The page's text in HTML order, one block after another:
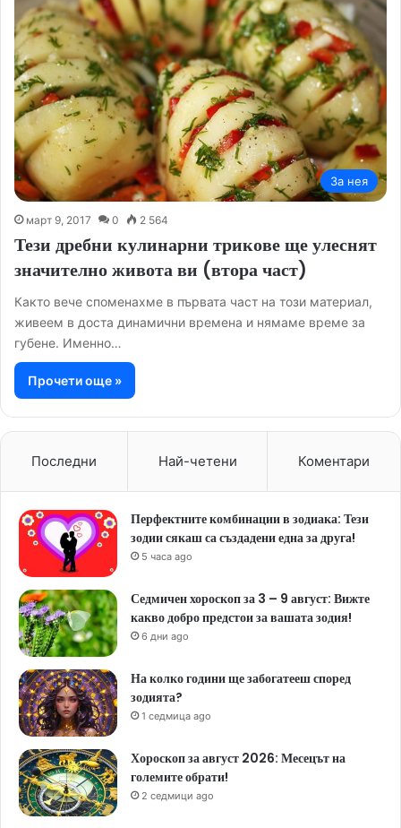
За нея
март 9, 2017 0 2 564
Тези дребни кулинарни трикове ще улеснят
значително живота ви (втора част)
Както вече споменахме в първата част на този материал,
живеем в доста динамични времена и нямаме време за
губене. Именно…
Прочети още »
Последни Най-четени Коментари
Перфектните комбинации в зодиака: Тези
зодии сякаш са създадени една за друга!
5 часа ago
Седмичен хороскоп за 3 – 9 август: Вижте
какво добро предстои за вашата зодия!
6 дни ago
На колко години ще забогатееш според
зодията?
1 седмица ago
Хороскоп за август 2026: Месецът на
големите обрати!
2 седмици ago